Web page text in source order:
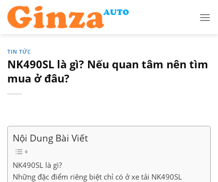
Skip
content
TIN TỨC
NK490SL là gì? Nếu quan tâm nên tìm
mua ở đâu?
Nội Dung Bài Viết
NK490SL là gì?
Những đặc điểm riêng biệt chỉ có ở xe tải NK490SL